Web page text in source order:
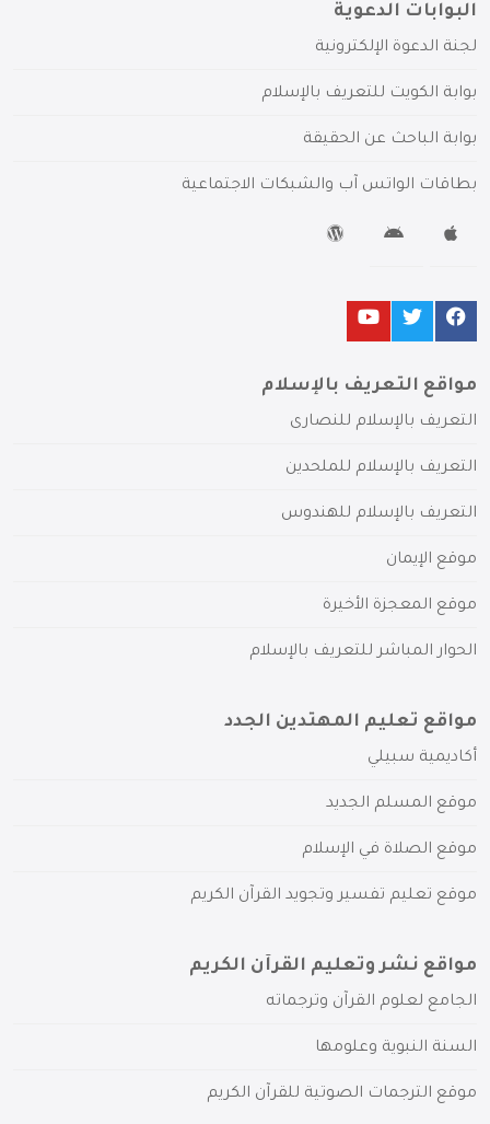
البوابات الدعوية
لجنة الدعوة الإلكترونية
بوابة الكويت للتعريف بالإسلام
بوابة الباحث عن الحقيقة
بطاقات الواتس آب والشبكات الاجتماعية
مواقع التعريف بالإسلام
التعريف بالإسلام للنصارى
التعريف بالإسلام للملحدين
التعريف بالإسلام للهندوس
موقع الإيمان
موقع المعجزة الأخيرة
الحوار المباشر للتعريف بالإسلام
مواقع تعليم المهتدين الجدد
أكاديمية سبيلي
موقع المسلم الجديد
موقع الصلاة في الإسلام
موقع تعليم تفسير وتجويد القرآن الكريم
مواقع نشر وتعليم القرآن الكريم
الجامع لعلوم القرآن وترجماته
السنة النبوية وعلومها
موقع الترجمات الصوتية للقرآن الكريم